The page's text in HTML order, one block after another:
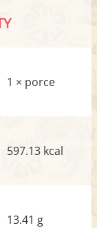
1 × porce
597.13 kcal
13.41 g